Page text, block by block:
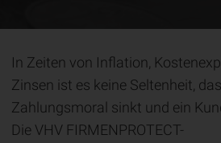
In Zeiten von Inflation,
Zinsen ist es keine Seltenheit,
Zahlungsmoral sinkt und ein
Die VHV FIRMENPROTECT-